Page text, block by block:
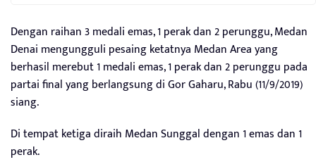
Dengan raihan 3 medali emas, 1 perak dan 2 perunggu, Medan
Denai mengungguli pesaing ketatnya Medan Area yang
berhasil merebut 1 medali emas, 1 perak dan 2 perunggu pada
partai final yang berlangsung di Gor Gaharu, Rabu (11/9/2019)
siang.
Di tempat ketiga diraih Medan Sunggal dengan 1 emas dan 1
perak.